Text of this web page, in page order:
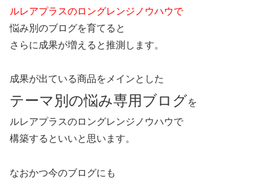
ルレアプラスのロングレンジノウハウで
悩み別のブログを育てると
さらに成果が増えると推測します。
成果が出ている商品をメインとした
テーマ別の悩み専用ブログを
ルレアプラスのロングレンジノウハウで
構築するといいと思います。
なおかつ今のブログにも